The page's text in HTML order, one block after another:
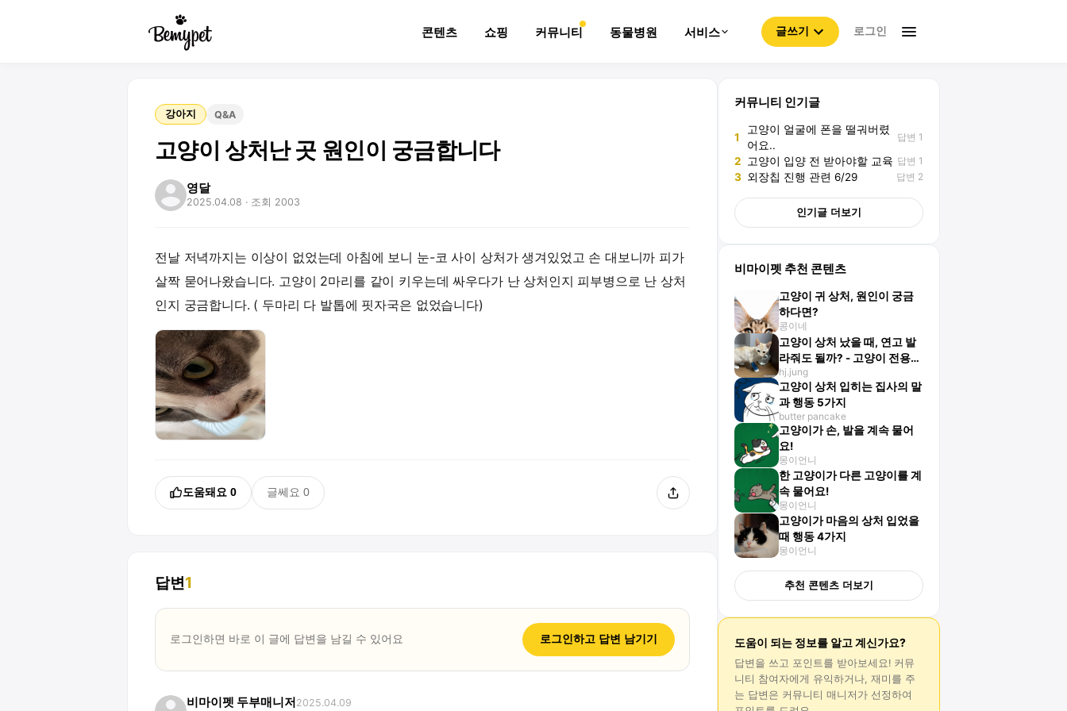
콘텐츠 쇼핑 커뮤니티 동물병원 서비스 글쓰기 로그인
강아지 Q&A
고양이 상처난 곳 원인이 궁금합니다
영달
2025.04.08 · 조회 2003
전날 저녁까지는 이상이 없었는데 아침에 보니 눈-코 사이 상처가 생겨있었고 손 대보니까 피가
살짝 묻어나왔습니다. 고양이 2마리를 같이 키우는데 싸우다가 난 상처인지 피부병으로 난 상처
인지 궁금합니다. ( 두마리 다 발톱에 핏자국은 없었습니다)
도움돼요 0 글쎄요 0
답변1
로그인하면 바로 이 글에 답변을 남길 수 있어요 로그인하고 답변 남기기
비마이펫 두부매니저 2025.04.09
커뮤니티 인기글
1
고양이 얼굴에 폰을 떨궈버렸
어요..
답변 1
2 고양이 입양 전 받아야할 교육 답변 1
3 외장칩 진행 관련 6/29 답변 2
인기글 더보기
비마이펫 추천 콘텐츠
고양이 귀 상처, 원인이 궁금
하다면?
콩이네
고양이 상처 났을 때, 연고 발
라줘도 될까? - 고양이 전용
구급상자 만들기!
hj.jung
고양이 상처 입히는 집사의 말
과 행동 5가지
butter pancake
고양이가 손, 발을 계속 물어
요!
몽이언니
한 고양이가 다른 고양이를 계
속 물어요!
몽이언니
고양이가 마음의 상처 입었을
때 행동 4가지
몽이언니
추천 콘텐츠 더보기
도움이 되는 정보를 알고 계신가요?
답변 을 쓰고 포인트를 받아보세요! 커뮤
니티 참여자에게 유익하거나, 재미를 주
는 답변 은 커뮤니티 매니저가 선정하여